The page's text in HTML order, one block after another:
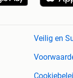
Veilig en